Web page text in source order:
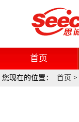
首页
您现在的位置： 首页 >